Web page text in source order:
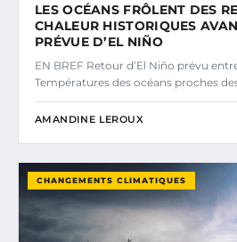
LES OCÉANS FRÔLENT DES
CHALEUR HISTORIQUES
PRÉVUE D’EL NIÑO
EN BREF Retour d’El Niño prévu
Températures des océans proches
AMANDINE LEROUX
CHANGEMENTS CLIMATIQUES